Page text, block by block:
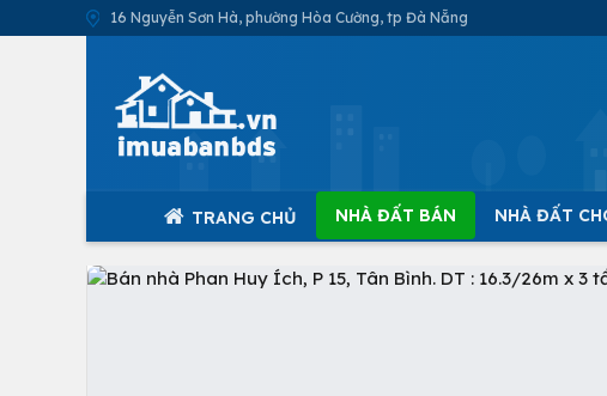
16 Nguyễn Sơn Hà, phường Hòa Cường, tp Đà Nẵng
TRANG CHỦ NHÀ ĐẤT BÁN NHÀ ĐẤT